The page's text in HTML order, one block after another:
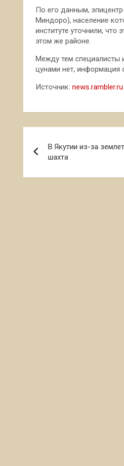
По его данным,
Миндоро), население
институте уточнили, что
этом же районе.
Между тем специалисты
цунами нет, информация
Источник: news.rambler.ru
по
записям
В Якутии из-за
шахта